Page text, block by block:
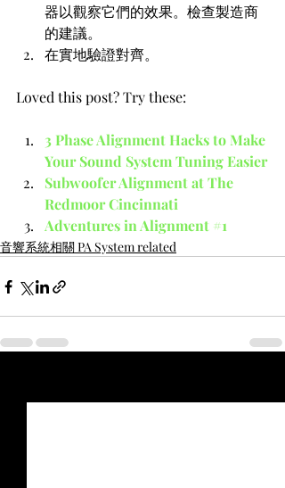
器以觀察它們的效果。檢查製造商
的建議。
在實地驗證對齊。
Loved this post? Try these:
3 Phase Alignment Hacks to Make
Your Sound System Tuning Easier
Subwoofer Alignment at The
Redmoor Cincinnati
Adventures in Alignment #1
音響系統相關 PA System related